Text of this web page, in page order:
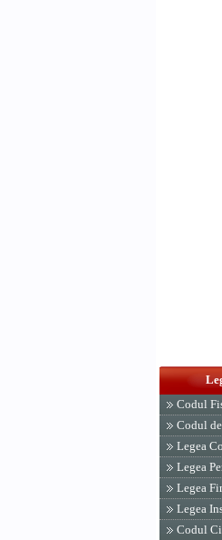
Codul
Codul
Legea
Legea
Legea
Legea
Codul